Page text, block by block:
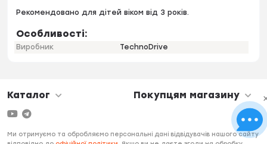
Рекомендовано для дітей віком від 3 років.
Особливості:
Виробник TechnoDrive
Каталог Покупцям магазину
Ми отримуємо та обробляємо персональні дані відвідувачів нашого сайту